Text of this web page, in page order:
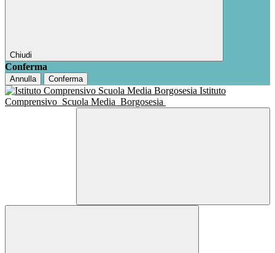
Chiudi
Conferma
Annulla Conferma
Istituto
Comprensivo Scuola Media Borgosesia